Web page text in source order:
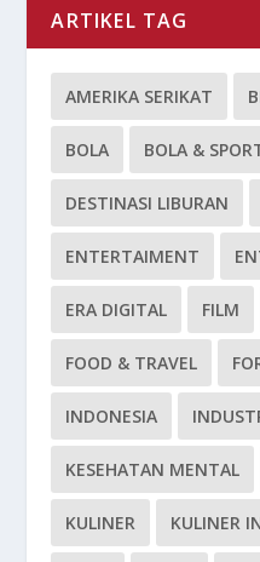
ARTIKEL TAG
AMERIKA SERIKAT
BOLA BOLA &
DESTINASI LIBURAN
ENTERTAIMENT
ERA DIGITAL FILM
FOOD & TRAVEL
INDONESIA
KESEHATAN MENTAL
KULINER KULINER